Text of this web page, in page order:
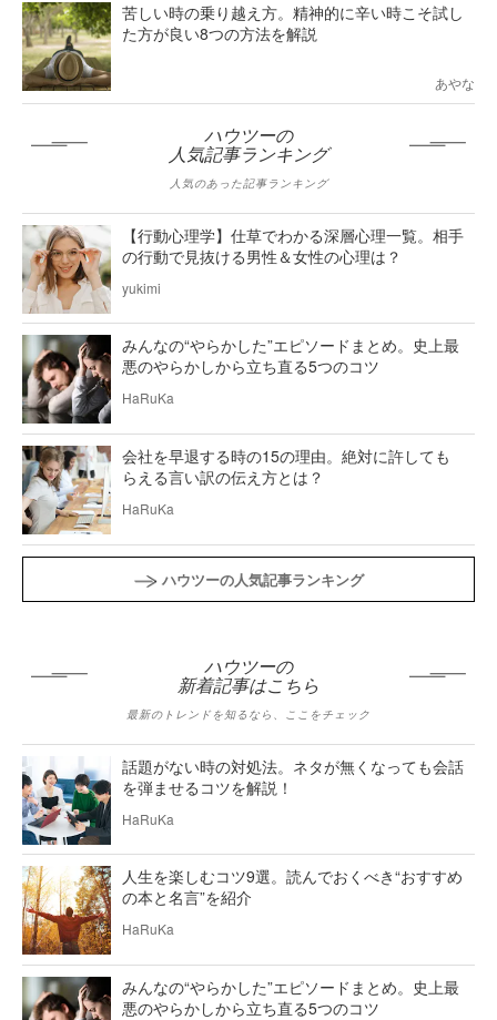
苦しい時の乗り越え方。精神的に辛い時こそ試し
た方が良い8つの方法を解説
あやな
ハウツーの
人気記事ランキング
人気のあった記事ランキング
【行動心理学】仕草でわかる深層心理一覧。相手
の行動で見抜ける男性＆女性の心理は？
yukimi
みんなの“やらかした”エピソードまとめ。史上最
悪のやらかしから立ち直る5つのコツ
HaRuKa
会社を早退する時の15の理由。絶対に許しても
らえる言い訳の伝え方とは？
HaRuKa
ハウツーの人気記事ランキング
ハウツーの
新着記事はこちら
最新のトレンドを知るなら、ここをチェック
話題がない時の対処法。ネタが無くなっても会話
を弾ませるコツを解説！
HaRuKa
人生を楽しむコツ9選。読んでおくべき“おすすめ
の本と名言”を紹介
HaRuKa
みんなの“やらかした”エピソードまとめ。史上最
悪のやらかしから立ち直る5つのコツ